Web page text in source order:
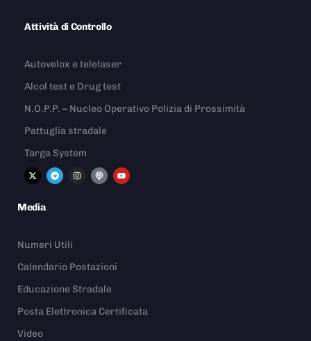
Attività di Controllo
Autovelox e telelaser
Alcol test e Drug test
N.O.P.P. – Nucleo Operativo Polizia di Prossimità
Pattuglia stradale
Targa System
Media
Numeri Utili
Calendario Postazioni
Educazione Stradale
Posta Elettronica Certificata
Video